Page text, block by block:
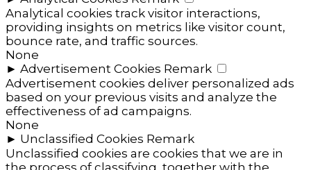
Analytical cookies track visitor interactions,
providing insights on metrics like visitor count,
bounce rate, and traffic sources.
None
► Advertisement Cookies Remark
Advertisement cookies deliver personalized ads
based on your previous visits and analyze the
effectiveness of ad campaigns.
None
► Unclassified Cookies Remark
Unclassified cookies are cookies that we are in
the process of classifying, together with the